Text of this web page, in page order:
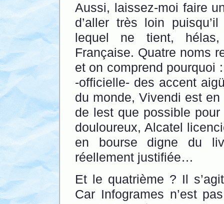
Aussi, laissez-moi faire
d’aller très loin
lequel ne tient, hélas,
Française. Quatre noms
et on comprend pourquoi
-officielle- des accent
du monde, Vivendi est
de lest que possible
douloureux, Alcatel
en bourse digne du
réellement justifiée…
Et le quatrième ? Il
Car Infogrames n’est